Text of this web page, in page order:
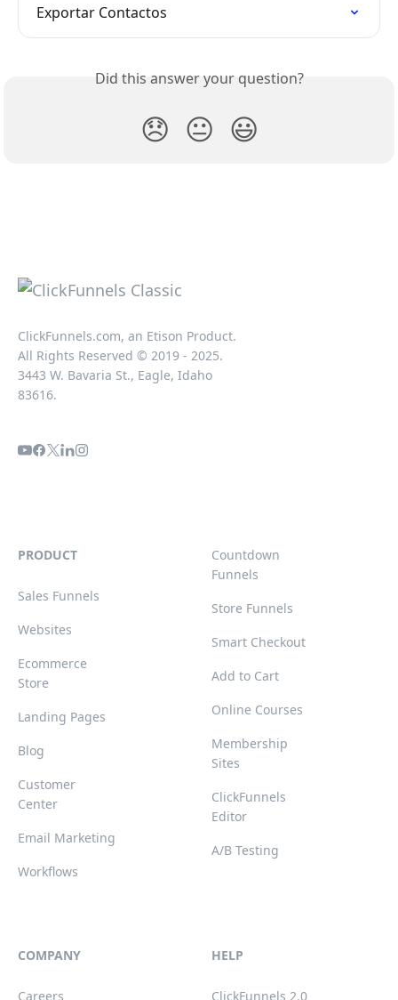
Exportar Contactos
Did this answer your question?
😞 😐 😃
ClickFunnels.com, an Etison Product.
All Rights Reserved © 2019 - 2025.
3443 W. Bavaria St., Eagle, Idaho
83616.
PRODUCT
Sales Funnels
Websites
Ecommerce
Store
Landing Pages
Blog
Customer
Center
Email Marketing
Workflows
Countdown
Funnels
Store Funnels
Smart Checkout
Add to Cart
Online Courses
Membership
Sites
ClickFunnels
Editor
A/B Testing
COMPANY
Careers
HELP
ClickFunnels 2.0